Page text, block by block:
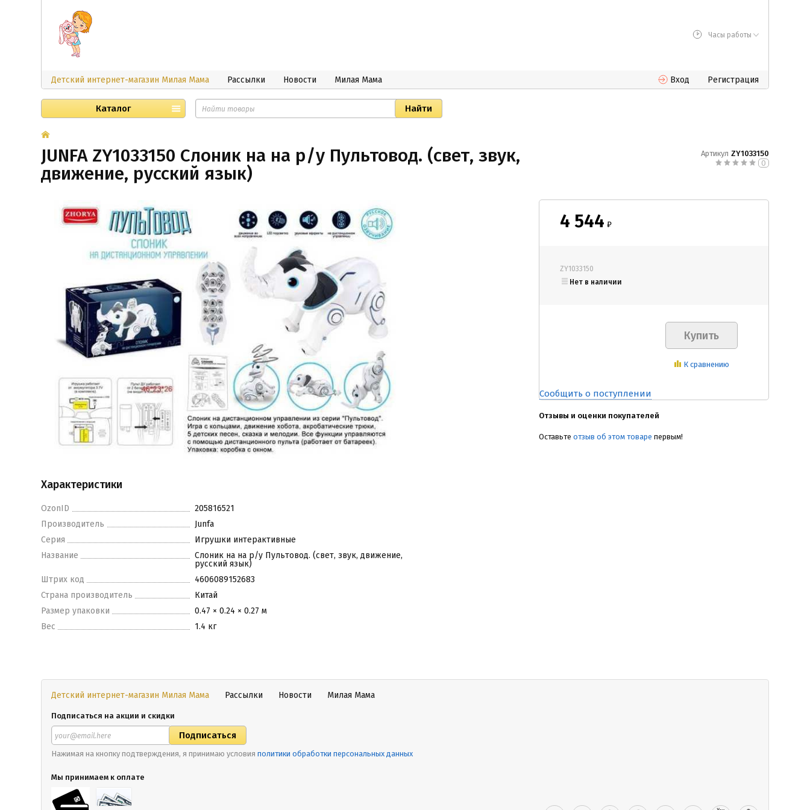
Часы работы
Детский интернет-магазин Милая Мама Рассылки Новости Милая Мама Вход Регистрация
Каталог
JUNFA ZY1033150 Слоник на на р/у Пультовод. (свет, звук,
движение, русский язык)
Артикул ZY1033150
0
Характеристики
OzonID
205816521
Производитель
Junfa
Серия
Игрушки интерактивные
Название
Слоник на на р/у Пультовод. (свет, звук, движение,
русский язык)
Штрих код
4606089152683
Страна производитель
Китай
Размер упаковки
0.47 × 0.24 × 0.27 м
Вес
1.4 кг
4 544 ₽
ZY1033150
Нет в наличии
К сравнению
Сообщить о поступлении
Отзывы и оценки покупателей
Оставьте отзыв об этом товаре первым!
Детский интернет-магазин Милая Мама Рассылки Новости Милая Мама
Подписаться на акции и скидки
Нажимая на кнопку подтверждения, я принимаю условия политики обработки персональных данных
Мы принимаем к оплате